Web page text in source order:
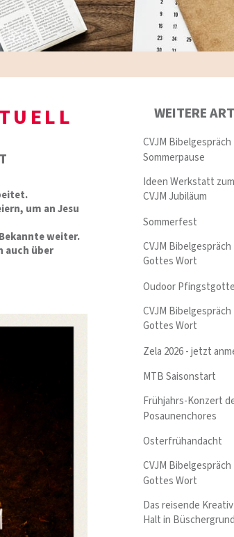
um an Jesu
weiter.
auch über
WEITERE
CVJM Bibelgespräch
Sommerpause
Ideen Werkstatt
CVJM Jubiläum
Sommerfest
CVJM
Gottes Wort
Oudoor
CVJM
Gottes Wort
Zela 2026 - jetzt
MTB Saisonstart
Frühjahrs-Konzert
Posaunenchores
Osterfrühandacht
CVJM
Gottes Wort
Das reisende
Halt in Büschergrund